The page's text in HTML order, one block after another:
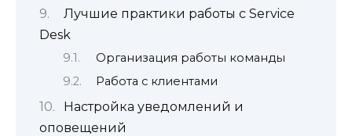
Лучшие практики работы с Service
Desk
Организация работы команды
Работа с клиентами
Настройка уведомлений и
оповещений